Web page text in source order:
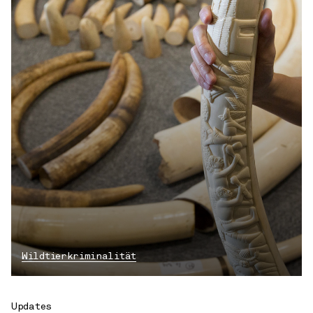
Wildtierkriminalität
Updates